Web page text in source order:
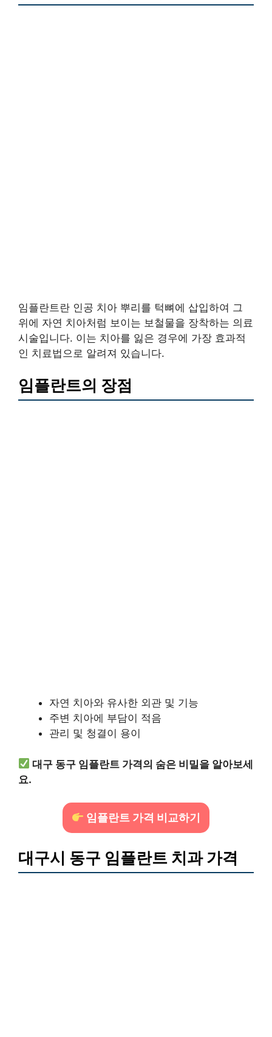
임플란트란 인공 치아 뿌리를 턱뼈에 삽입하여 그
위에 자연 치아처럼 보이는 보철물을 장착하는 의료
시술입니다. 이는 치아를 잃은 경우에 가장 효과적
인 치료법으로 알려져 있습니다.
임플란트의 장점
자연 치아와 유사한 외관 및 기능
주변 치아에 부담이 적음
관리 및 청결이 용이
대구 동구 임플란트 가격의 숨은 비밀을 알아보세
요.
임플란트 가격 비교하기
대구시 동구 임플란트 치과 가격